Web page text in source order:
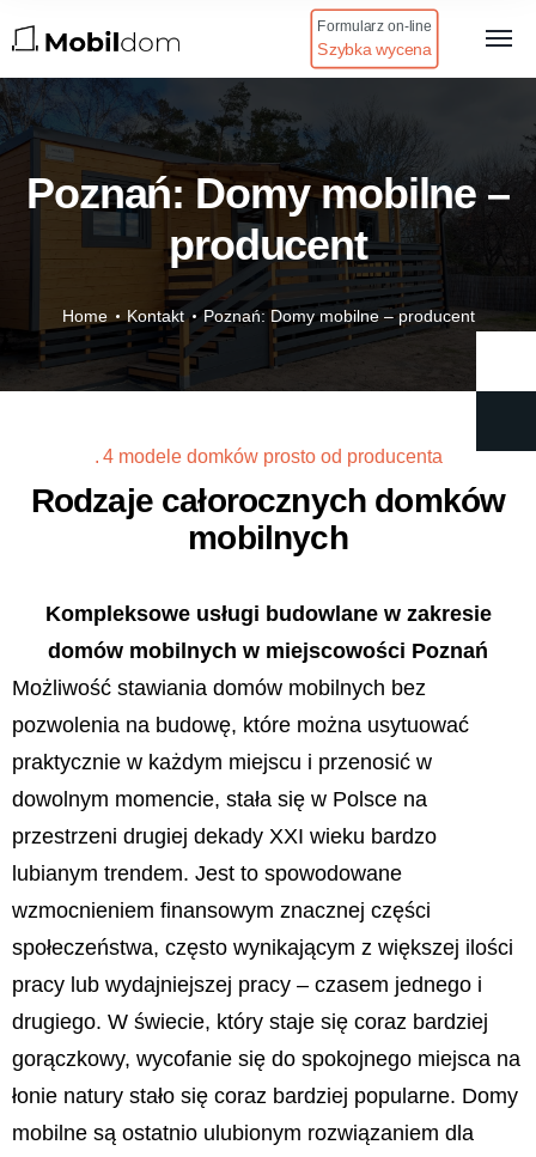
Formularz on-line
Szybka wycena
Poznań: Domy mobilne –
producent
Home Kontakt Poznań: Domy mobilne – producent
4 modele domków prosto od producenta
Rodzaje całorocznych domków
mobilnych
Kompleksowe usługi budowlane w zakresie
domów mobilnych w miejscowości Poznań
Możliwość stawiania domów mobilnych bez
pozwolenia na budowę, które można usytuować
praktycznie w każdym miejscu i przenosić w
dowolnym momencie, stała się w Polsce na
przestrzeni drugiej dekady XXI wieku bardzo
lubianym trendem. Jest to spowodowane
wzmocnieniem finansowym znacznej części
społeczeństwa, często wynikającym z większej ilości
pracy lub wydajniejszej pracy – czasem jednego i
drugiego. W świecie, który staje się coraz bardziej
gorączkowy, wycofanie się do spokojnego miejsca na
łonie natury stało się coraz bardziej popularne. Domy
mobilne są ostatnio ulubionym rozwiązaniem dla